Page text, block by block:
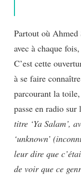
Partout où Ahmed
avec à chaque
C’est cette
à se faire
parcourant la
passe en radio
titre ‘Ya Salam’,
‘unknown’
leur dire que
de voir que ce